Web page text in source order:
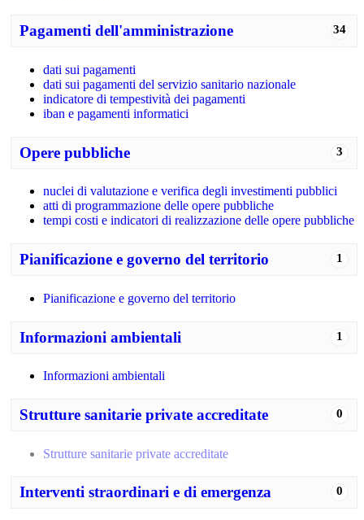
34
Pagamenti dell'amministrazione
dati sui pagamenti
dati sui pagamenti del servizio sanitario nazionale
indicatore di tempestività dei pagamenti
iban e pagamenti informatici
3
Opere pubbliche
nuclei di valutazione e verifica degli investimenti pubblici
atti di programmazione delle opere pubbliche
tempi costi e indicatori di realizzazione delle opere pubbliche
1
Pianificazione e governo del territorio
Pianificazione e governo del territorio
1
Informazioni ambientali
Informazioni ambientali
0
Strutture sanitarie private accreditate
Strutture sanitarie private accreditate
0
Interventi straordinari e di emergenza